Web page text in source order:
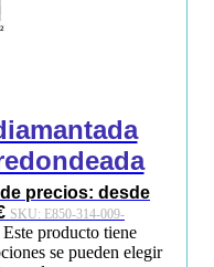
precios: desde
SKU: E850-314-009-
Este producto tiene
se pueden elegir